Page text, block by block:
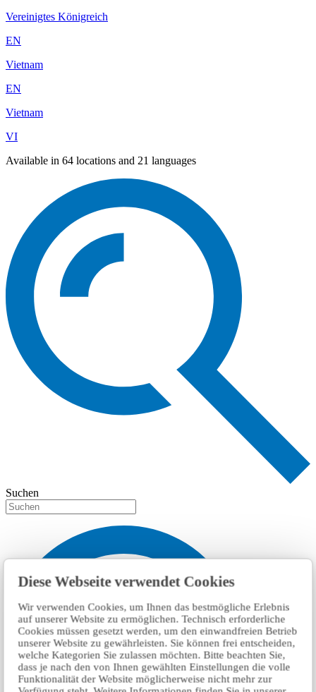
Diese Webseite verwendet Cookies
Wir verwenden Cookies, um Ihnen das bestmögliche Erlebnis
auf unserer Website zu ermöglichen. Technisch erforderliche
Cookies müssen gesetzt werden, um den einwandfreien Betrieb
unserer Website zu gewährleisten. Sie können frei entscheiden,
welche Kategorien Sie zulassen möchten. Bitte beachten Sie,
dass je nach den von Ihnen gewählten Einstellungen die volle
Funktionalität der Website möglicherweise nicht mehr zur
Vereinigtes Königreich
EN
Vietnam
EN
Vietnam
VI
Available in 64 locations and 21 languages
Suchen